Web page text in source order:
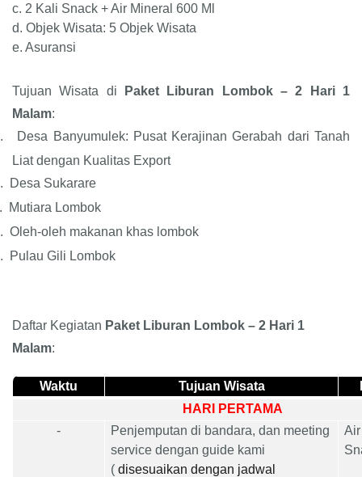
c. 2 Kali Snack + Air Mineral 600 Ml
d. Objek Wisata: 5 Objek Wisata
e. Asuransi
Tujuan Wisata di Paket Liburan Lombok – 2 Hari 1
Malam:
Desa Banyumulek: Pusat Kerajinan Gerabah dari Tanah
Liat dengan Kualitas Export
Desa Sukarare
Mutiara Lombok
Oleh-oleh makanan khas lombok
Pulau Gili Lombok
Daftar Kegiatan Paket Liburan Lombok – 2 Hari 1
Malam:
Waktu Tujuan Wisata
HARI PERTAMA
-
Penjemputan di bandara, dan meeting
service dengan guide kami
(disesuaikan dengan jadwal